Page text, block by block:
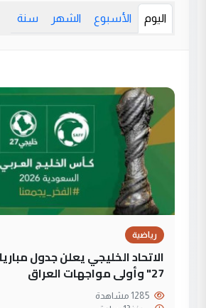
اليوم الأسبوع الشهر سنة
رياضية
الاتحاد الخليجي يعلن جدول
27" وأولى مواجهات العراق